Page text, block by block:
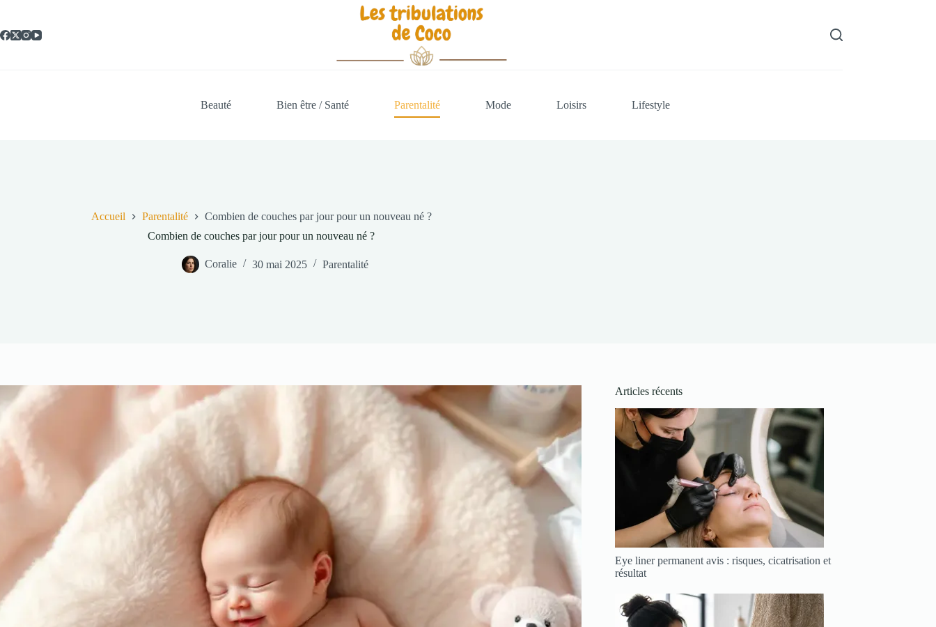
contenu
Beauté Bien être / Santé Parentalité Mode Loisirs Lifestyle
Accueil Parentalité
Combien de couches par jour pour un nouveau né ?
Combien de couches par jour pour un nouveau né ?
Coralie 30 mai 2025 Parentalité
Articles récents
Eye liner permanent avis : risques, cicatrisation et
résultat